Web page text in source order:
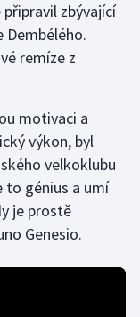
zbývající
Dembélého.
remíze z
motivaci a
výkon, byl
velkoklubu
to génius a umí
je prostě
Genesio.